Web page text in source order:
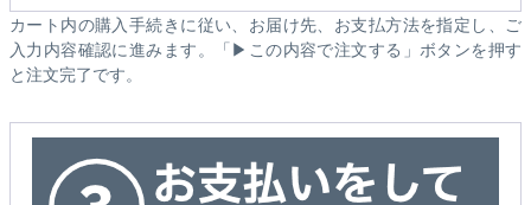
カート内の購入手続きに従い、お届け先、お支払方法を指定し、ご
入力内容確認に進みます。「▶この内容で注文する」ボタンを押す
と注文完了です。